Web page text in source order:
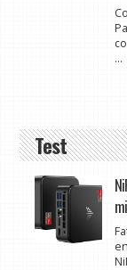
...
Test